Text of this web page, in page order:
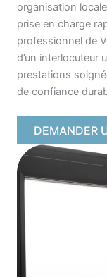
organisation
prise en charge
professionnel de
d’un interlocuteur
prestations
de confiance
DEMANDER